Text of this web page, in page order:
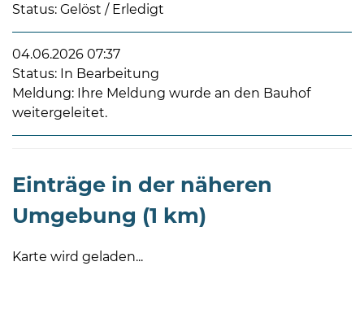
08
Uhr
sowie
Status: Gelöst / Erledigt
04.06.2026 07:37
Status: In Bearbeitung
Meldung: Ihre Meldung wurde an den Bauhof
weitergeleitet.
Einträge in der näheren
Umgebung (1 km)
Karte wird geladen...